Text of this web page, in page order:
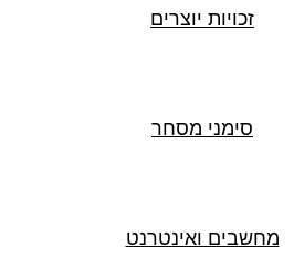
זכויות יוצרים
סימני מסחר
מחשבים ואינטרנט